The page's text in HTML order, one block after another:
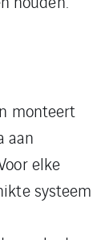
monteert
aan
elke
systeem